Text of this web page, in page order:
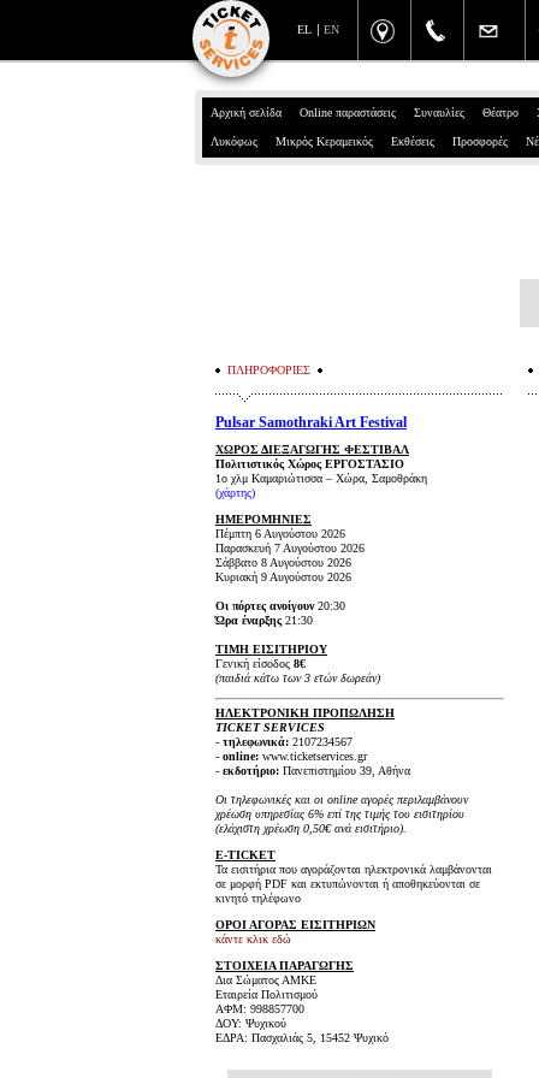
EN
EL
Αρχική σελίδα Online παραστάσεις Συναυλίες Θέατρο
Λυκόφως Μικρός Κεραμεικός Εκθέσεις Προσφορές
ΠΛΗΡΟΦΟΡΙΕΣ
Pulsar Samothraki Art Festival
ΧΩΡΟΣ ΔΙΕΞΑΓΩΓΗΣ ΦΕΣΤΙΒΑΛ
Πολιτιστικός Χώρος ΕΡΓΟΣΤΑΣΙΟ
1ο χλμ Καμαριώτισσα – Χώρα, Σαμοθράκη
(χάρτης)
ΗΜΕΡΟΜΗΝΙΕΣ
Πέμπτη 6 Αυγούστου 2026
Παρασκευή 7 Αυγούστου 2026
Σάββατο 8 Αυγούστου 2026
Κυριακή 9 Αυγούστου 2026
Οι πόρτες ανοίγουν20:30
Ώρα έναρξης 21:30
ΤΙΜΗ ΕΙΣΙΤΗΡΙΟΥ
Γενική είσοδος 8€
(παιδιά κάτω των 3 ετών δωρεάν)
ΗΛΕΚΤΡΟΝΙΚΗ ΠΡΟΠΩΛΗΣΗ
TICKET SERVICES
- τηλεφωνικά: 2107234567
- online: www.ticketservices.gr
- εκδοτήριο: Πανεπιστημίου 39, Αθήνα
Οι τηλεφωνικές και οι online αγορές περιλαμβάνουν
χρέωση υπηρεσίας 6% επί της τιμής του εισιτηρίου
(ελάχιστη χρέωση 0,50€ ανά εισιτήριο).
E-TICKET
Τα εισιτήρια που αγοράζονται ηλεκτρονικά λαμβάνονται
σε μορφή PDF και εκτυπώνονται ή αποθηκεύονται σε
κινητό τηλέφωνο
ΟΡΟΙ ΑΓΟΡΑΣ ΕΙΣΙΤΗΡΙΩΝ
κάντε κλικ εδώ
ΣΤΟΙΧΕΙΑ ΠΑΡΑΓΩΓΗΣ
Δια Σώματος ΑΜΚΕ
Εταιρεία Πολιτισμού
ΑΦΜ: 998857700
ΔΟΥ: Ψυχικού
ΕΔΡΑ: Πασχαλιάς 5, 15452 Ψυχικό